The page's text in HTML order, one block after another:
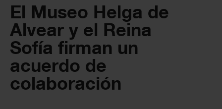
El Museo Helga de
Alvear y el Reina
Sofía firman un
acuerdo de
colaboración